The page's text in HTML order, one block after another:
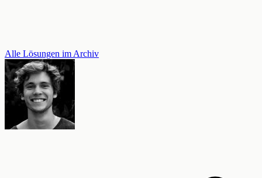
Alle Lösungen im Archiv